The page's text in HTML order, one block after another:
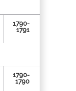
1790-
1791
1790-
1790